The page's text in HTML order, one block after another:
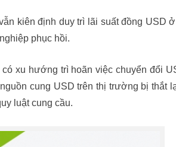
kiên định duy trì lãi suất đồng USD
phục hồi.
xu hướng trì hoãn việc chuyển đổi
cung USD trên thị trường bị thắt
luật cung cầu.